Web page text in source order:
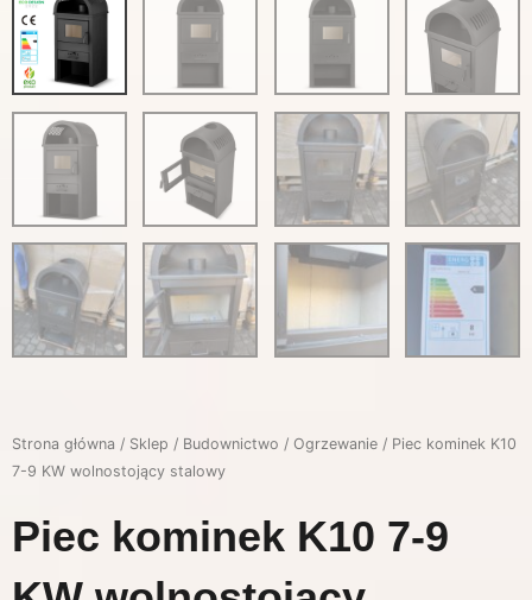
Strona główna / Sklep / Budownictwo / Ogrzewanie / Piec kominek K10
7-9 KW wolnostojący stalowy
Piec kominek K10 7-9